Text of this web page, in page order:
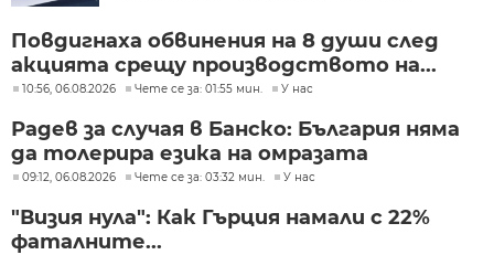
Повдигнаха обвинения на 8 души след
акцията срещу производството на...
10:56, 06.08.2026 Чете се за: 01:55 мин. У нас
Радев за случая в Банско: България няма
да толерира езика на омразата
09:12, 06.08.2026 Чете се за: 03:32 мин. У нас
"Визия нула": Как Гърция намали с 22%
фаталните...